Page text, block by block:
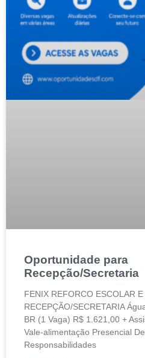
Oportunidade para
Recepção/Secretaria
FENIX REFORCO ESCOLAR
RECEPÇÃO/SECRETARIA
BR (1 Vaga) R$ 1.621,00 +
Vale-alimentação Presencial
Responsabilidades